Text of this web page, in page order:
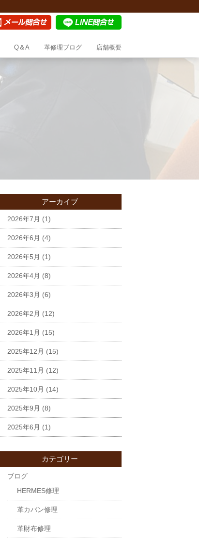
Q＆A 革修理ブログ 店舗概要
アーカイブ
2026年7月 (1)
2026年6月 (4)
2026年5月 (1)
2026年4月 (8)
2026年3月 (6)
2026年2月 (12)
2026年1月 (15)
2025年12月 (15)
2025年11月 (12)
2025年10月 (14)
2025年9月 (8)
2025年6月 (1)
カテゴリー
ブログ
HERMES修理
革カバン修理
革財布修理